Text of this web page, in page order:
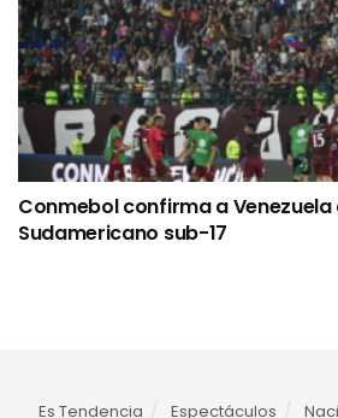
Conmebol confirma a
Sudamericano sub-17
Es Tendencia Espectáculos